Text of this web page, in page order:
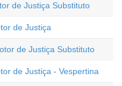
de Justiça Substituto
de Justiça
de Justiça Substituto
de Justiça - Vespertina